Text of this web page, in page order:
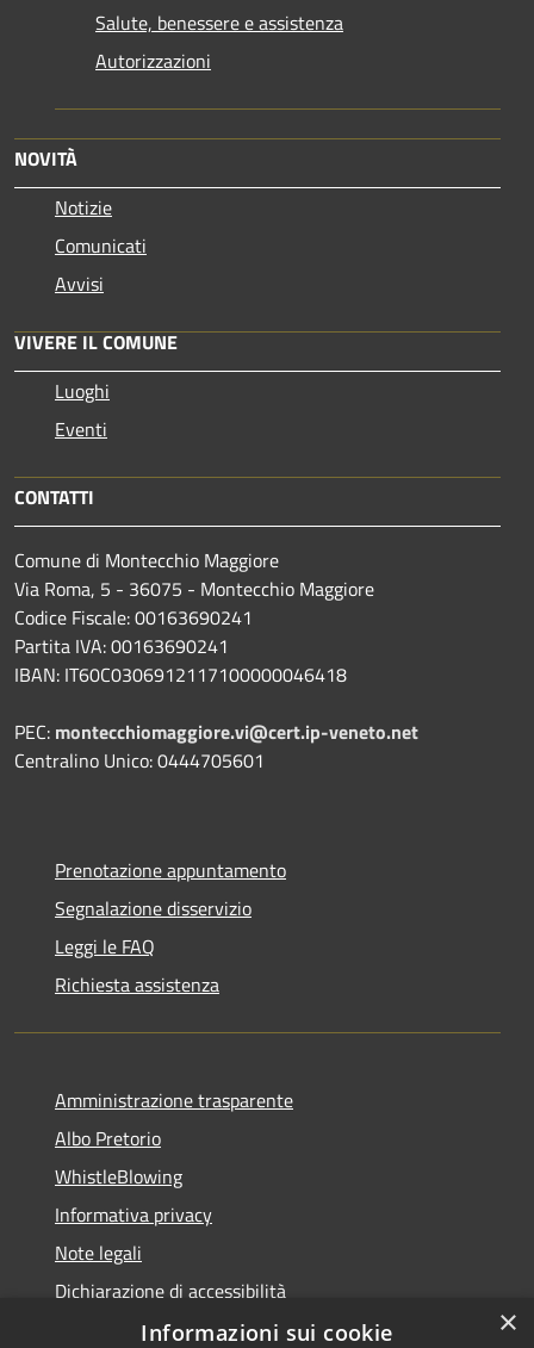
Salute, benessere e assistenza
Autorizzazioni
NOVITÀ
Notizie
Comunicati
Avvisi
VIVERE IL COMUNE
Luoghi
Eventi
CONTATTI
Comune di Montecchio Maggiore
Via Roma, 5 - 36075 - Montecchio Maggiore
Codice Fiscale: 00163690241
Partita IVA: 00163690241
IBAN: IT60C0306912117100000046418
PEC: montecchiomaggiore.vi@cert.ip-veneto.net
Centralino Unico: 0444705601
Prenotazione appuntamento
Segnalazione disservizio
Leggi le FAQ
Richiesta assistenza
Amministrazione trasparente
Albo Pretorio
WhistleBlowing
Informativa privacy
Note legali
Dichiarazione di accessibilità
×
Informazioni sui cookie